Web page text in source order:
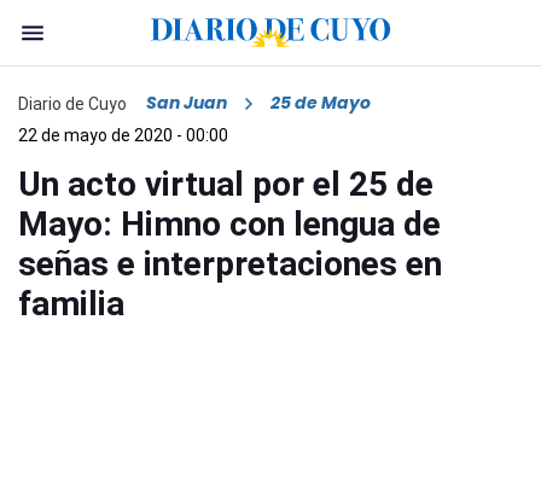
Diario de Cuyo San Juan 25 de Mayo
22 de mayo de 2020 - 00:00
Un acto virtual por el 25 de
Mayo: Himno con lengua de
señas e interpretaciones en
familia